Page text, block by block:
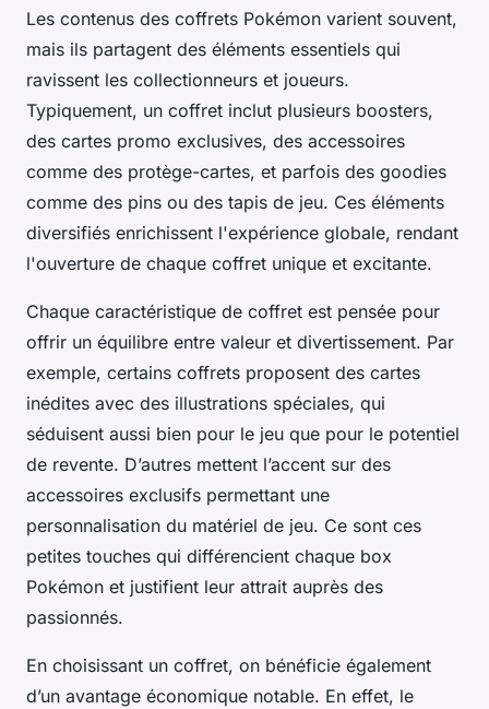
Les contenus des coffrets Pokémon varient souvent,
mais ils partagent des éléments essentiels qui
ravissent les collectionneurs et joueurs.
Typiquement, un coffret inclut plusieurs boosters,
des cartes promo exclusives, des accessoires
comme des protège-cartes, et parfois des goodies
comme des pins ou des tapis de jeu. Ces éléments
diversifiés enrichissent l'expérience globale, rendant
l'ouverture de chaque coffret unique et excitante.
Chaque caractéristique de coffret est pensée pour
offrir un équilibre entre valeur et divertissement. Par
exemple, certains coffrets proposent des cartes
inédites avec des illustrations spéciales, qui
séduisent aussi bien pour le jeu que pour le potentiel
de revente. D’autres mettent l’accent sur des
accessoires exclusifs permettant une
personnalisation du matériel de jeu. Ce sont ces
petites touches qui différencient chaque box
Pokémon et justifient leur attrait auprès des
passionnés.
En choisissant un coffret, on bénéficie également
d’un avantage économique notable. En effet, le